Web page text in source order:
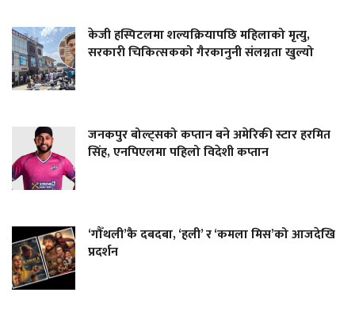
केजी हस्पिटलमा शल्यक्रियापछि महिलाको मृत्यु,
सरकारी चिकित्सकको गैरकानुनी संलग्नता खुल्यो
जनकपुर बोल्ट्सको कप्तान बने अमेरिकी स्टार हरमित
सिंह, एनपिएलमा पहिलो विदेशी कप्तान
‘गौँथली’कै दबदबा, ‘हली’ र ‘कमला मिस’को आजदेखि
प्रदर्शन